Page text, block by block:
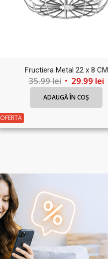
Fructiera Metal 22 x 8 CM
35.99lei Prețul
inițial
35.99 lei.
29.99 lei
ADAUGĂ ÎN COȘ
OFERTA